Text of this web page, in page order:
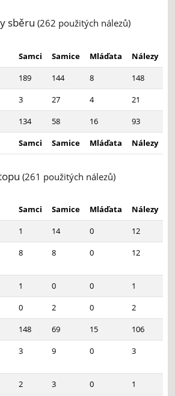
sběru (262 použitých nálezů)
Samci Samice Mláďata
Nálezy
189 144 8
148
3 27 4
21
134 58 16
93
Samci
Samice Mláďata Nálezy
(261 použitých nálezů)
Samci Samice Mláďata
Nálezy
1 14 0
12
8 8 0 12
1 0 0
1
0 2 0
2
148 69 15
106
3 9 0 3
2 3 0
1